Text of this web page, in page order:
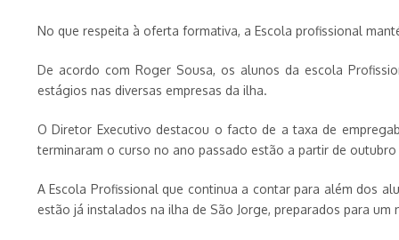
No que respeita à oferta formativa, a Escola profissional
De acordo com Roger Sousa, os alunos da escola
estágios nas diversas empresas da ilha.
O Diretor Executivo destacou o facto de a taxa de
terminaram o curso no ano passado estão a partir de
A Escola Profissional que continua a contar para além dos
estão já instalados na ilha de São Jorge, preparados para um